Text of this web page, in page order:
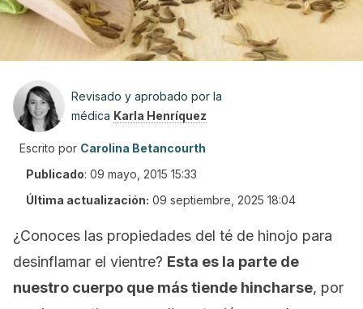
Revisado y aprobado por la
médica Karla Henríquez
Escrito por Carolina Betancourth
Publicado: 09 mayo, 2015 15:33
Última actualización: 09 septiembre, 2025 18:04
¿Conoces las propiedades del té de hinojo para
desinflamar el vientre? Esta es la parte de
nuestro cuerpo que más tiende hincharse, por